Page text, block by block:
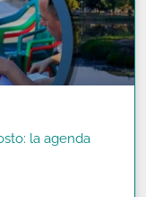
la agenda